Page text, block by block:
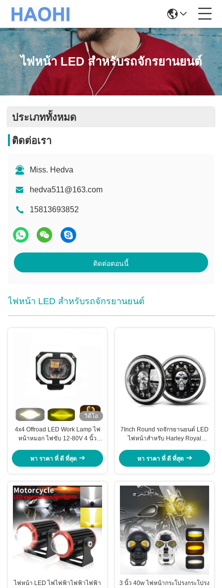
ไฟหน้า LED สำหรับรถจักรยานยนต์
ประเภททั้งหมด
ติดต่อเรา
Miss. Hedva
hedva511@163.com
15813693852
ติดต่อตอนนี้
ไฟหน้า LED สำหรับรถจักรยานยนต์
วิดีโอ
4x4 Offroad LED Work Lamp ไฟ
หน้าหมอก ไฟขับ 12-80V 4 นิ้ว
หา ราคา ที่ ดี ที่สุด
7Inch Round รถจักรยานยนต์ LED
ไฟหน้าสำหรับ Harley Royal
หา ราคา ที่ ดี ที่สุด
ไฟหน้า LED ไฟไฟฟ้าไฟฟ้าไฟฟ้า
3 นิ้ว 40w ไฟหน้ากระโปรงกระโปรง